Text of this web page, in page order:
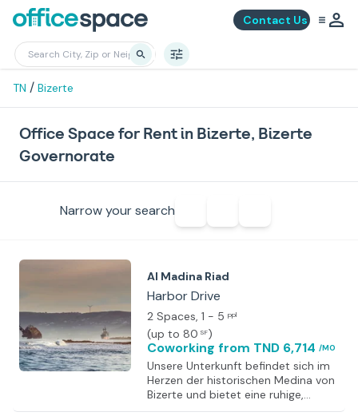
Contact Us
TN / Bizerte
Office Space for Rent in Bizerte, Bizerte
Governorate
Narrow your search
Al Madina Riad
Harbor Drive
2 Spaces, 1 - 5 ppl
(up to 80 SF)
Coworking from TND 6,714 /MO
Unsere Unterkunft befindet sich im
Herzen der historischen Medina von
Bizerte und bietet eine ruhige,
inspirierende Arbeitsumgebung mit